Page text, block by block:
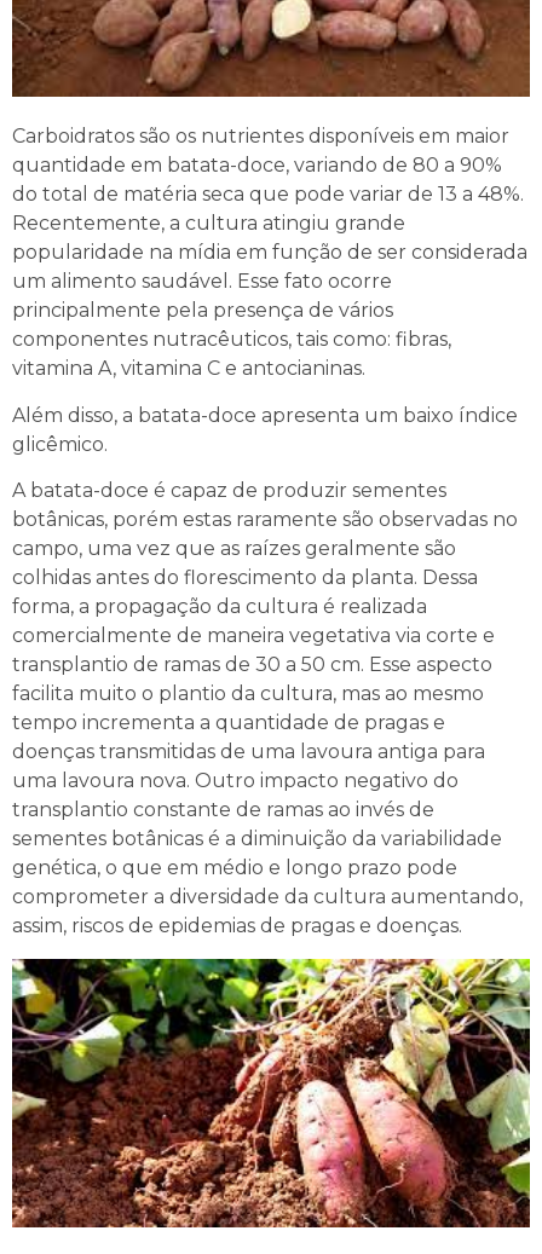
Carboidratos são os nutrientes disponíveis em maior
quantidade em batata-doce, variando de 80 a 90%
do total de matéria seca que pode variar de 13 a 48%.
Recentemente, a cultura atingiu grande
popularidade na mídia em função de ser considerada
um alimento saudável. Esse fato ocorre
principalmente pela presença de vários
componentes nutracêuticos, tais como: fibras,
vitamina A, vitamina C e antocianinas.
Além disso, a batata-doce apresenta um baixo índice
glicêmico.
A batata-doce é capaz de produzir sementes
botânicas, porém estas raramente são observadas no
campo, uma vez que as raízes geralmente são
colhidas antes do florescimento da planta. Dessa
forma, a propagação da cultura é realizada
comercialmente de maneira vegetativa via corte e
transplantio de ramas de 30 a 50 cm. Esse aspecto
facilita muito o plantio da cultura, mas ao mesmo
tempo incrementa a quantidade de pragas e
doenças transmitidas de uma lavoura antiga para
uma lavoura nova. Outro impacto negativo do
transplantio constante de ramas ao invés de
sementes botânicas é a diminuição da variabilidade
genética, o que em médio e longo prazo pode
comprometer a diversidade da cultura aumentando,
assim, riscos de epidemias de pragas e doenças.